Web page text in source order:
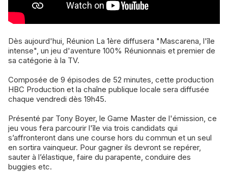
Dès aujourd'hui, Réunion La 1ère diffusera "Mascarena, l'île
intense", un jeu d'aventure 100% Réunionnais et premier de
sa catégorie à la TV.
Composée de 9 épisodes de 52 minutes, cette production
HBC Production et la chaîne publique locale sera diffusée
chaque vendredi dès 19h45.
Présenté par Tony Boyer, le Game Master de l'émission, ce
jeu vous fera parcourir l'île via trois candidats qui
s’affronteront dans une course hors du commun et un seul
en sortira vainqueur. Pour gagner ils devront se repérer,
sauter à l’élastique, faire du parapente, conduire des
buggies etc.